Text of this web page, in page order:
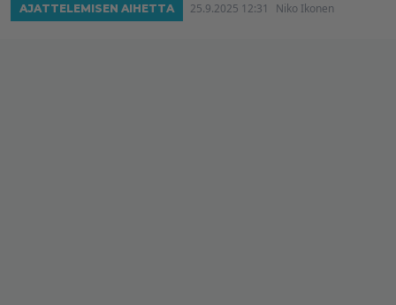
AJATTELEMISEN AIHETTA 25.9.2025 12:31 Niko Ikonen